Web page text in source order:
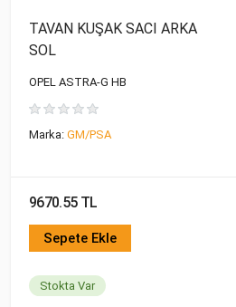
TAVAN KUŞAK SACI ARKA
SOL
OPEL ASTRA-G HB
Marka: GM/PSA
9670.55 TL
Sepete Ekle
Stokta Var